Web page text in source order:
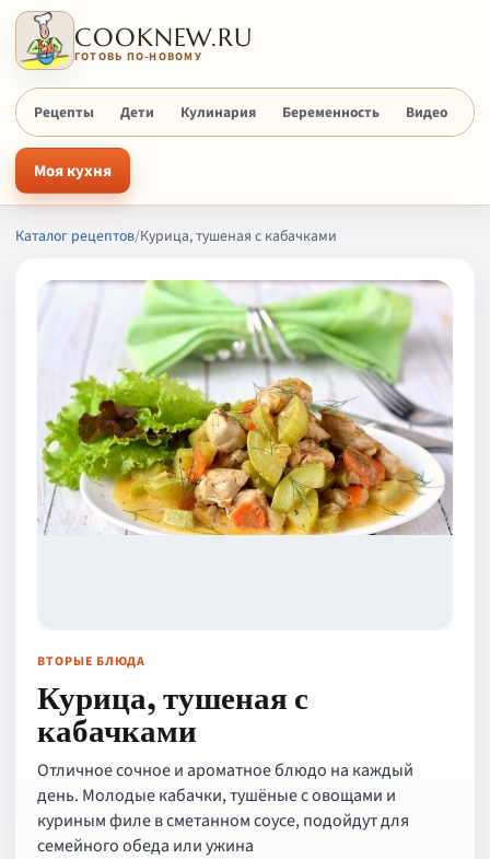
COOKNEW.RU
ГОТОВЬ ПО-НОВОМУ
Рецепты Дети Кулинария Беременность Видео
Моя кухня
Каталог рецептов/Курица, тушеная с кабачками
ВТОРЫЕ БЛЮДА
Курица, тушеная с
кабачками
Отличное сочное и ароматное блюдо на каждый
день. Молодые кабачки, тушёные с овощами и
куриным филе в сметанном соусе, подойдут для
семейного обеда или ужина